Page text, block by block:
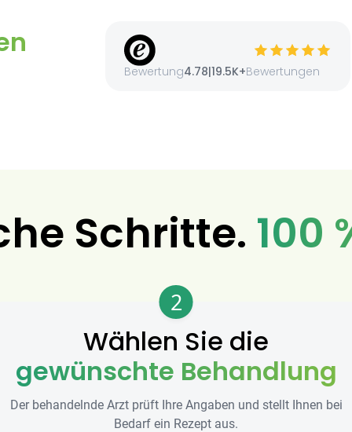
Bewertung4.78|19.5K+Bewertungen
Schritte. 100
2
Wählen Sie die
gewünschte Behandlung
Der behandelnde Arzt prüft Ihre Angaben und stellt Ihnen bei
Bedarf ein Rezept aus.